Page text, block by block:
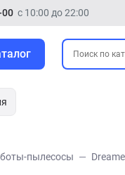
00 с 10:00 до 22:00
пылесосы Dreame